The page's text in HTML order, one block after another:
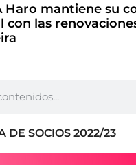
Haro mantiene su
con las
DE SOCIOS 2022/23